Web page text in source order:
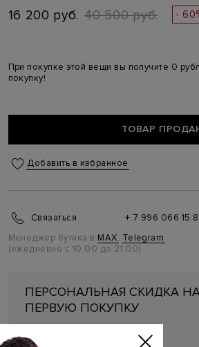
16 200 руб. 40 500 руб. -
При покупке этой вещи вы получите 0
покупку!
ТОВАР
Добавить в избранное
Связаться
+ 7 996 066 15
Менеджер бутика в MAX, Telegram
(ежедневно с 10:00 до 21:00)
ПЕРСОНАЛЬНАЯ СКИДКА
ПЕРВУЮ ПОКУПКУ